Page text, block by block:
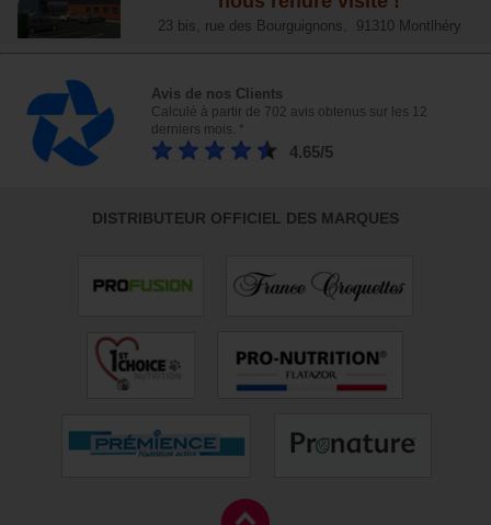
23 bis, rue des Bourguignons, 91310 Montlhéry
Avis de nos Clients
Calculé à partir de 702 avis obtenus sur les 12
derniers mois. *
4.65/5
DISTRIBUTEUR OFFICIEL DES MARQUES